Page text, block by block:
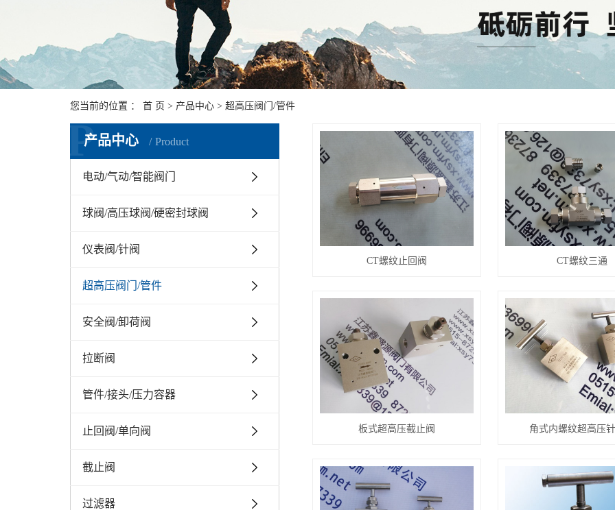
您当前的位置 ： 首 页 > 产品中心 > 超高压阀门/管件
产品中心 Product
P
电动/气动/智能阀门
球阀/高压球阀/硬密封球阀
仪表阀/针阀
超高压阀门/管件
安全阀/卸荷阀
拉断阀
管件/接头/压力容器
止回阀/单向阀
截止阀
过滤器
CT螺纹止回阀 CT螺纹三通
板式超高压截止阀 角式内螺纹超高压